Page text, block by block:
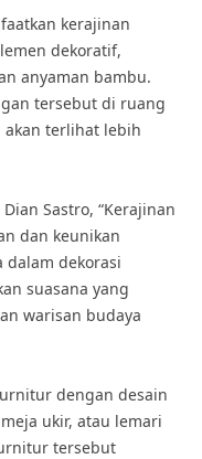
kerajinan
dekoratif,
anyaman bambu.
tersebut di ruang
akan terlihat lebih
Sastro, “Kerajinan
dan keunikan
dalam dekorasi
suasana yang
warisan budaya
dengan desain
ukir, atau lemari
tersebut